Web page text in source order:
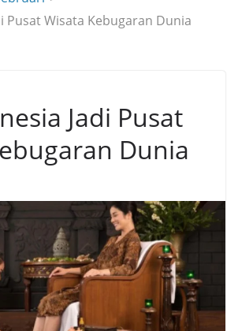
Pusat Wisata Kebugaran Dunia
Jadi Pusat
Dunia